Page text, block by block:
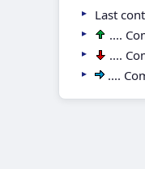
Last
....
....
....